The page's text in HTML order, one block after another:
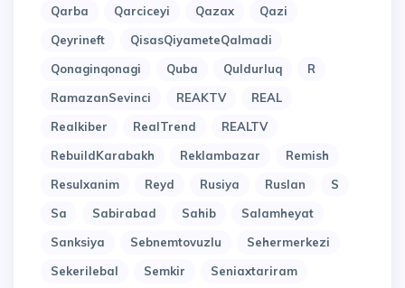
Qarba Qarciceyi Qazax
Qazi
Qeyrineft
QisasQiyameteQalmadi
Qonaginqonagi
Quba Quldurluq
R
RamazanSevinci
REAKTV
REAL
Realkiber
RealTrend
REALTV
RebuildKarabakh
Reklambazar
Remish
Resulxanim
Reyd Rusiya Ruslan
S
Sa
Sabirabad Sahib
Salamheyat
Sanksiya
Sebnemtovuzlu
Sehermerkezi
Sekerilebal
Semkir
Seniaxtariram